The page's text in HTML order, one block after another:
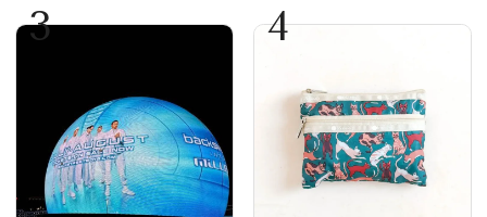
をレビュー。【それい
け！ 良品ハンター】
3 4